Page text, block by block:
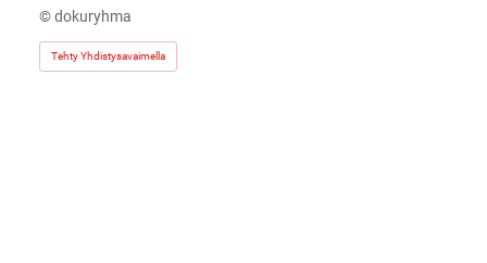
©dokuryhma
Tehty Yhdistysavaimella